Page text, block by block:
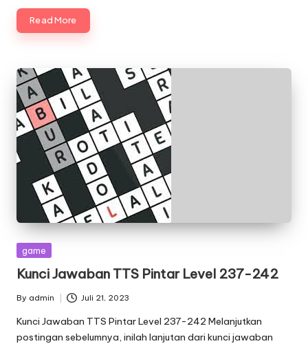
Read More
Posted
game
Kunci Jawaban TTS Pintar Level 237-242
Posted
by
By admin Juli 21, 2023
Kunci Jawaban TTS Pintar Level 237-242 Melanjutkan
postingan sebelumnya, inilah lanjutan dari kunci jawaban